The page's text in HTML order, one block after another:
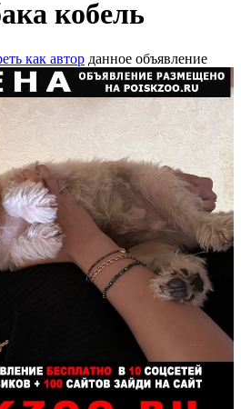
кобель
как автор данное объявление